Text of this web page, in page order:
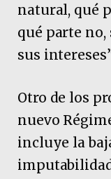
natural, qué
qué parte
sus
Otro de los
nuevo
incluye la